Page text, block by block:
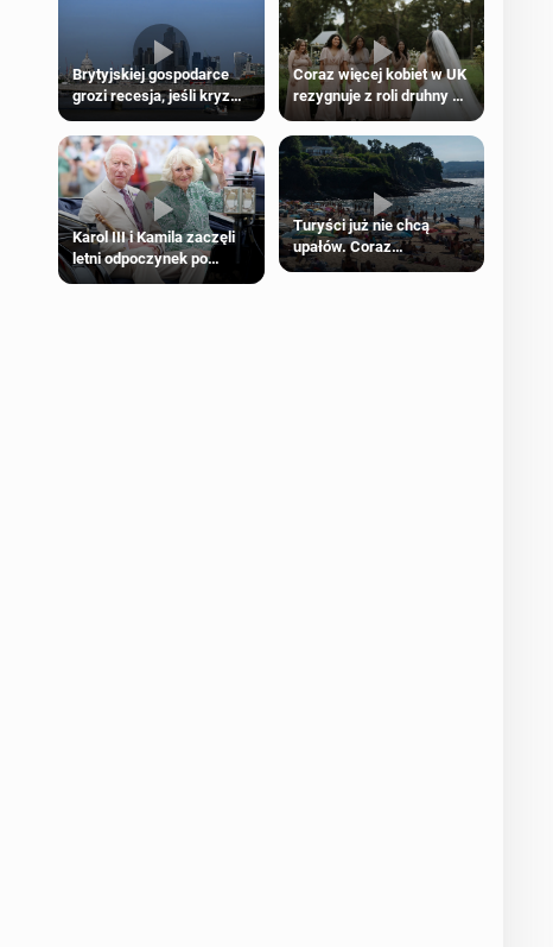
Brytyjskiej gospodarce
grozi recesja, jeśli kryzys
na Bliskim Wschodzie się
przedłuży
Coraz więcej kobiet w UK
rezygnuje z roli druhny na
ślubie
Karol III i Kamila zaczęli
letni odpoczynek po
Igrzyskach Wspólnoty w
Turyści już nie chcą
upałów. Coraz
popularniejsze